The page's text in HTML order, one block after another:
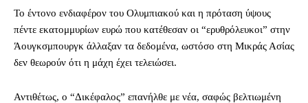
Το έντονο ενδιαφέρον του Ολυμπιακού και η πρόταση ύψους
πέντε εκατομμυρίων ευρώ που κατέθεσαν οι “ερυθρόλευκοι” στην
Άουγκσμπουργκ άλλαξαν τα δεδομένα, ωστόσο στη Μικράς Ασίας
δεν θεωρούν ότι η μάχη έχει τελειώσει.
Αντιθέτως, ο “Δικέφαλος” επανήλθε με νέα, σαφώς βελτιωμένη